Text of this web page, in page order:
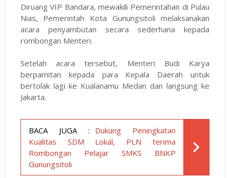
Diruang VIP Bandara, mewakili Pemerintahan di Pulau
Nias, Pemerintah Kota Gunungsitoli melaksanakan
acara penyambutan secara sederhana kepada
rombongan Menteri.
Setelah acara tersebut, Menteri Budi Karya
berpamitan kepada para Kepala Daerah untuk
bertolak lagi ke Kualanamu Medan dan langsung ke
Jakarta.
BACA JUGA : Dukung Peningkatan
Kualitas SDM Lokal, PLN terima
Rombongan Pelajar SMKS BNKP
Gunungsitoli